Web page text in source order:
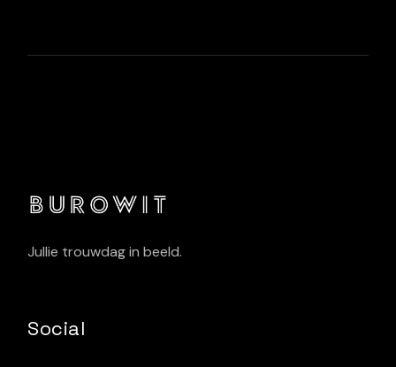
Jullie trouwdag in beeld.
Social